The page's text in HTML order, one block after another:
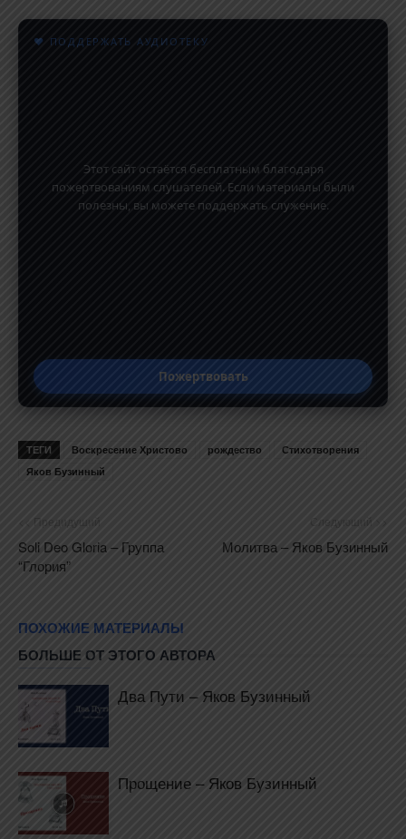
♥ ПОДДЕРЖАТЬ АУДИОТЕКУ
Этот сайт остаётся бесплатным благодаря
пожертвованиям слушателей. Если материалы были
полезны, вы можете поддержать служение.
Пожертвовать
ТЕГИ Воскресение Христово рождество
Стихотворения
Яков Бузинный
<< Предидущий
Soli Deo Gloria – Группа
“Глория”
Следующий >>
Молитва – Яков Бузинный
ПОХОЖИЕ МАТЕРИАЛЫ
БОЛЬШЕ ОТ ЭТОГО АВТОРА
Два Пути – Яков Бузинный
Прощение – Яков Бузинный